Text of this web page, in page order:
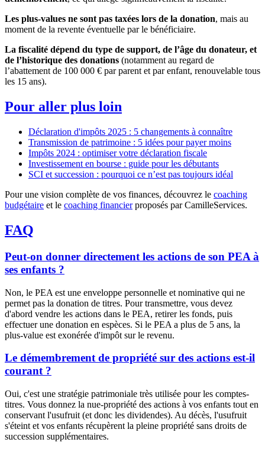
Les plus-values ne sont pas taxées lors de la donation, mais au
moment de la revente éventuelle par le bénéficiaire.
La fiscalité dépend du type de support, de l’âge du donateur, et
de l’historique des donations (notamment au regard de
l’abattement de 100 000 € par parent et par enfant, renouvelable tous
les 15 ans).
Pour aller plus loin
Déclaration d'impôts 2025 : 5 changements à connaître
Transmission de patrimoine : 5 idées pour payer moins
Impôts 2024 : optimiser votre déclaration fiscale
Investissement en bourse : guide pour les débutants
SCI et succession : pourquoi ce n’est pas toujours idéal
Pour une vision complète de vos finances, découvrez le coaching
budgétaire et le coaching financierproposés par CamilleServices.
FAQ
Peut-on donner directement les actions de son PEA à
ses enfants ?
Non, le PEA est une enveloppe personnelle et nominative qui ne
permet pas la donation de titres. Pour transmettre, vous devez
d'abord vendre les actions dans le PEA, retirer les fonds, puis
effectuer une donation en espèces. Si le PEA a plus de 5 ans, la
plus-value est exonérée d'impôt sur le revenu.
Le démembrement de propriété sur des actions est-il
courant ?
Oui, c'est une stratégie patrimoniale très utilisée pour les comptes-
titres. Vous donnez la nue-propriété des actions à vos enfants tout en
conservant l'usufruit (et donc les dividendes). Au décès, l'usufruit
s'éteint et vos enfants récupèrent la pleine propriété sans droits de
succession supplémentaires.